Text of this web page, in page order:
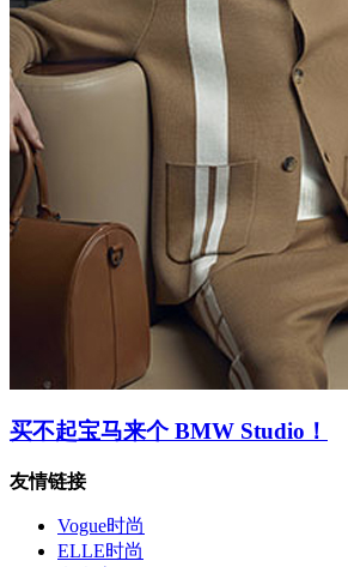
买不起宝马来个 BMW Studio！
友情链接
Vogue时尚
ELLE时尚